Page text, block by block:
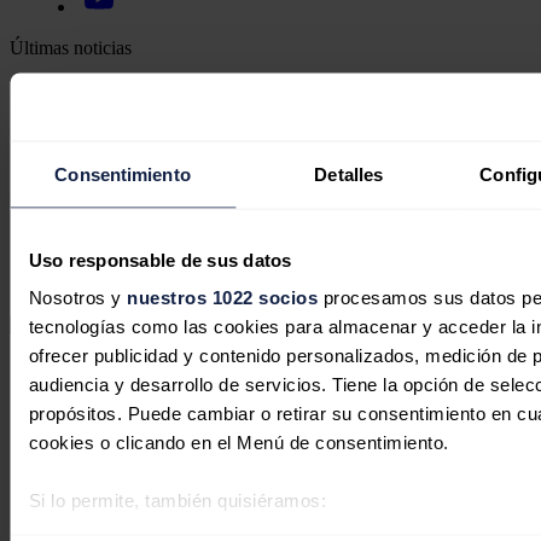
Consentimiento Detalles
Uso responsable de sus datos
Nosotros y nuestros 1022 sociosprocesamos sus datos
tecnologías como las cookies para almacenar y acceder la
ofrecer publicidad y contenido personalizados, medición de
audiencia y desarrollo de servicios. Tiene la opción de
propósitos. Puede cambiar o retirar su consentimiento en
cookies o clicando en el Menú de consentimiento.
Si lo permite, también quisiéramos:
Últimas noticias
El boom del gas para centros de datos pone en riesgo la
Irán exige el fin de los ataques y compensaciones de guerra
Secciones
Opinión
Política energética
Renovables
Mercados
Petróleo & Gas